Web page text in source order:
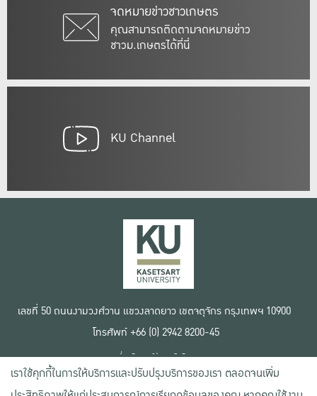
จดหมายข่าวชาวเกษตร
คุณสามารถติดตามจดหมายข่าว
ชาวม.เกษตรได้ที่นี่
KU Channel
เลขที่ 50 ถนนงามวงศ์วาน แขวงลาดยาว เขตจตุจักร กรุงเทพฯ 10900
โทรศัพท์ +66 (0) 2942 8200-45
เงื่อนไขการใช้งานเว็บไซต์
ข้อตกลงด้านสิทธิ์ใช้งาน
นโยบายความเป็นส่วนตัว
เราใช้คุกกี้ในการให้บริการและปรับปรุงบริการของเรา ตลอดจนเพิ่ม